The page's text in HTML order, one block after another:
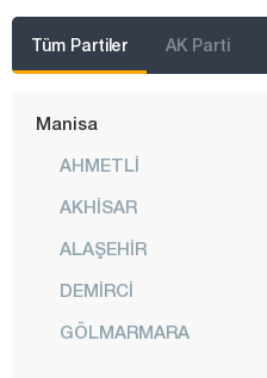
Tüm Partiler AK Parti
Malatya
Manisa
AHMETLİ
AKHİSAR
ALAŞEHİR
DEMİRCİ
GÖLMARMARA